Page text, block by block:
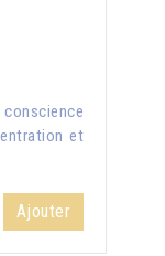
conscience
et
Ajouter